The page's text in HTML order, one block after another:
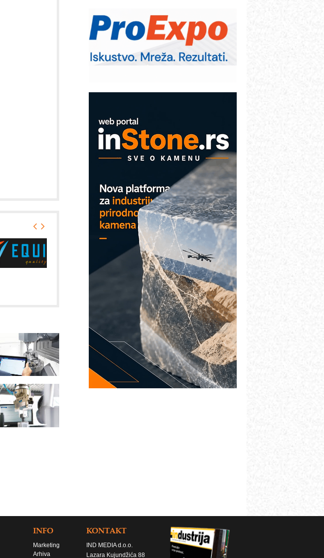
Sigurnije ispitivanje transformatora u
solarnim elektranama i vetroparkovima
Pranje točkova na gradilištu- standard
modernog i odgovornog građenja
EVOKS Maintenance Management
MAREX - Lim i mašine za savremena
rešenja
Marcom-plast d.o.o.- vaš pouzdan
partner
INFO
Marketing
Arhiva
KONTAKT
IND MEDIA d.o.o.
Lazara Kujundžića 88